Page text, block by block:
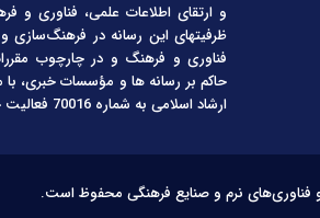
و ارتقای اطلاعات علمی، فناوری و
ظرفیتهای این رسانه در فرهنگ‌سازی
فناوری و فرهنگ و در چارچوب
حاکم بر رسانه ها و مؤسسات خبری،
ارشاد اسلامی به شماره 70016 فعالیت خود را آغاز کرده است.
فناوری‌های نرم و صنایع فرهنگی محفوظ است.